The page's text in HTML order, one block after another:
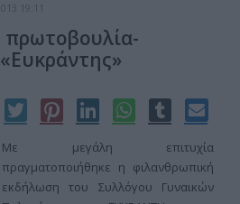
19:11
Με μεγάλη επιτυχία
πραγματοποιήθηκε η φιλανθρωπική
εκδήλωση του Συλλόγου Γυναικών